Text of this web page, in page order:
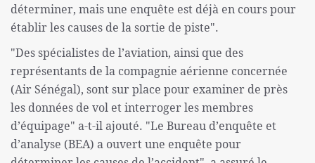
déterminer, mais une enquête est déjà en cours pour
établir les causes de la sortie de piste".
"Des spécialistes de l’aviation, ainsi que des
représentants de la compagnie aérienne concernée
(Air Sénégal), sont sur place pour examiner de près
les données de vol et interroger les membres
d’équipage" a-t-il ajouté. "Le Bureau d’enquête et
d’analyse (BEA) a ouvert une enquête pour